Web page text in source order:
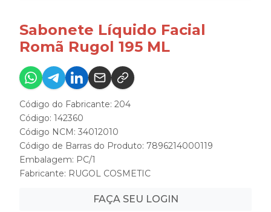
Sabonete Líquido Facial
Romã Rugol 195 ML
Código do Fabricante: 204
Código: 142360
Código NCM: 34012010
Código de Barras do Produto: 7896214000119
Embalagem: PC/1
Fabricante: RUGOL COSMETIC
FAÇA SEU LOGIN